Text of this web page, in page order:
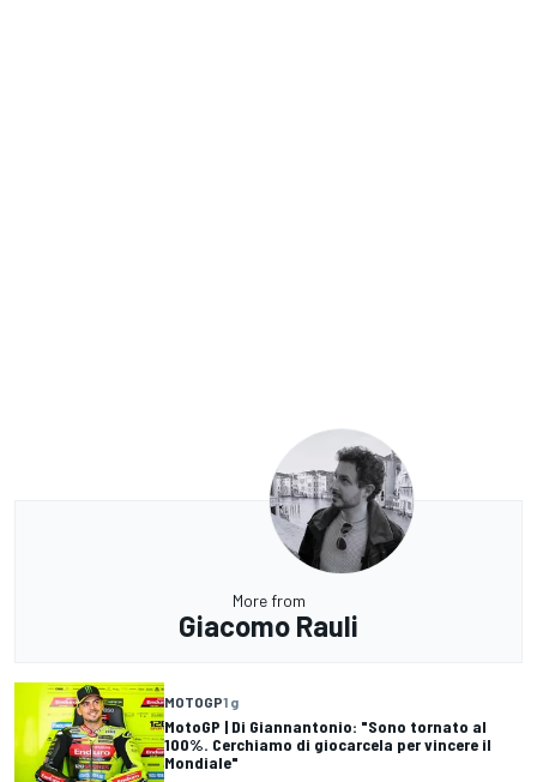
More from
Giacomo Rauli
MOTOGP1 g
MotoGP | Di Giannantonio: "Sono tornato al
100%. Cerchiamo di giocarcela per vincere il
Mondiale"